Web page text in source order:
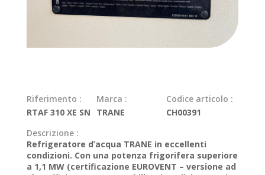
Riferimento :
RTAF 310 XE SN
Marca :
TRANE
Codice articolo :
CH00391
Descrizione :
Refrigeratore d’acqua TRANE in eccellenti
condizioni. Con una potenza frigorifera superiore
a 1,1 MW (certificazione EUROVENT – versione ad